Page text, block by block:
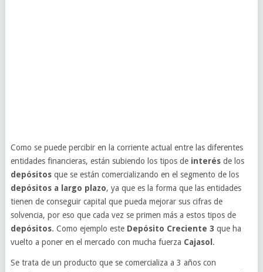
Como se puede percibir en la corriente actual entre las diferentes
entidades financieras, están subiendo los tipos de interésde los
depósitosque se están comercializando en el segmento de los
depósitos a largo plazo, ya que es la forma que las entidades
tienen de conseguir capital que pueda mejorar sus cifras de
solvencia, por eso que cada vez se primen más a estos tipos de
depósitos. Como ejemplo este Depósito Creciente 3 que ha
vuelto a poner en el mercado con mucha fuerza Cajasol .
Se trata de un producto que se comercializa a 3 años con